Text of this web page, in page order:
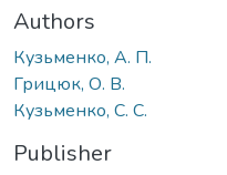
Authors
Кузьменко, А. П.
Грицюк, О. В.
Кузьменко, С. С.
Publisher